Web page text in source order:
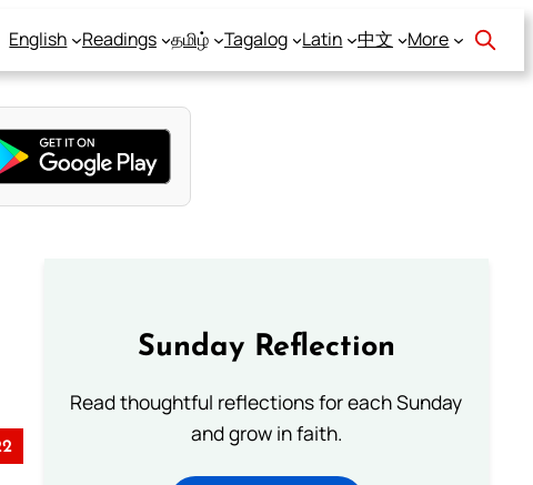
English Readings தமிழ் Tagalog Latin 中文 More
Sunday Reflection
Read thoughtful reflections for each Sunday
and grow in faith.